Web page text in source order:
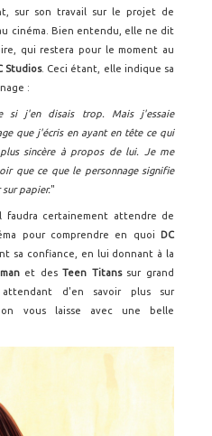
sur son travail sur le projet de
cinéma. Bien entendu, elle ne dit
qui restera pour le moment au
Studios. Ceci étant, elle indique sa
:
si j'en disais trop. Mais j'essaie
que j'écris en ayant en tête ce qui
sincère à propos de lui. Je me
que ce que le personnage signifie
papier."
faudra certainement attendre de
pour comprendre en quoi
DC
sa confiance, en lui donnant à la
et desTeen Titans sur grand
d'en savoir plus sur
vous laisse avec une belle